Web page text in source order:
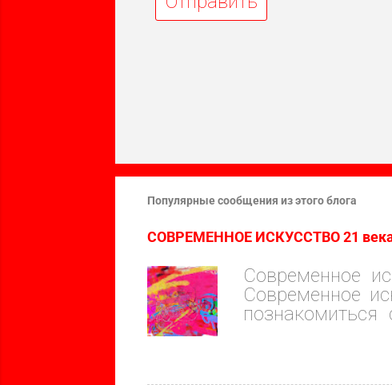
Популярные сообщения из этого блога
СОВРЕМЕННОЕ ИСКУССТВО 21 века
Современное
Современное
познакомиться
начала 21
стремимся